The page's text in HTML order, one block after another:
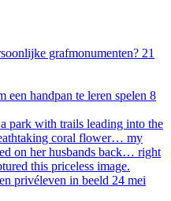
grafmonumenten? 21
een handpan te leren spelen 8
privéleven in beeld 24 mei